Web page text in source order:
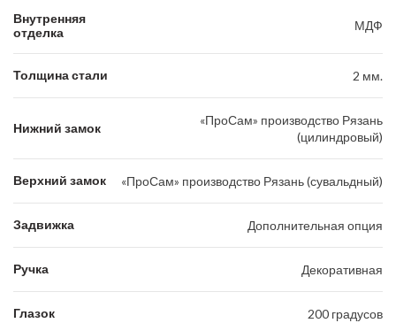
Внутренняя
отделка
МДФ
Толщина стали 2 мм.
Нижний замок
«ПроСам» производство Рязань
(цилиндровый)
Верхний замок «ПроСам» производство Рязань (сувальдный)
Задвижка Дополнительная опция
Ручка Декоративная
Глазок 200 градусов